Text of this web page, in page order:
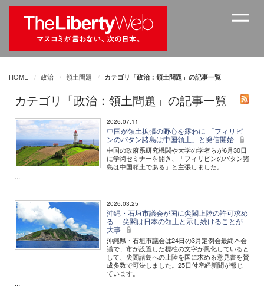
HOME 政治 領土問題 カテゴリ「政治：領土問題」の記事一覧
カテゴリ「政治：領土問題」の記事一覧
2026.07.11
中国が領土拡張の野心を露わに 「フィリピ
ンのバタン諸島は中国領土」と発信開始
中国の政府系研究機関や大学の学者らが6月30日
に学術セミナーを開き、「フィリピンのバタン諸
島は中国領土である」と主張しました。
...
2026.03.25
沖縄・石垣市議会が国に尖閣上陸の許可求め
る ─ 尖閣は日本の領土と示し続けることが
大事
沖縄県・石垣市議会は24日の3月定例会最終本会
議で、市が設置した標柱の文字が風化していると
して、尖閣諸島への上陸を国に求める意見書を賛
成多数で可決しました。25日付産経新聞が報じ
ています。
...